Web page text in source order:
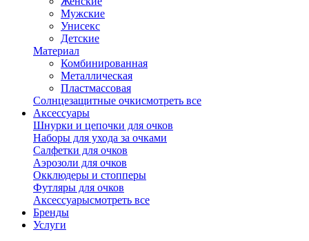
Мужские
Унисекс
Детские
Материал
Комбинированная
Металлическая
Пластмассовая
Солнцезащитные очкисмотреть все
Аксессуары
Шнурки и цепочки для очков
Наборы для ухода за очками
Салфетки для очков
Аэрозоли для очков
Окклюдеры и стопперы
Футляры для очков
Аксессуарысмотреть все
Бренды
Услуги